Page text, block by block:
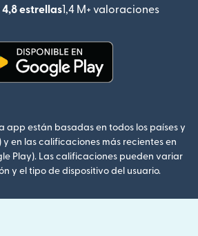
estrellas1,4 M+ valoraciones
(se
app están basadas en todos los países y
y en las calificaciones más recientes en
Play). Las calificaciones pueden variar
y el tipo de dispositivo del usuario.